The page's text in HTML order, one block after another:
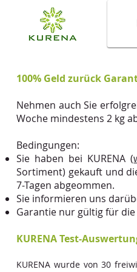
100% Geld zurück
Nehmen auch Sie
Woche mindestens 2 kg
Bedingungen:
Sie haben bei KURENA (
Sortiment) gekauft und
7-Tagen abgeommen.
Sie informieren uns
Garantie nur gültig für
KURENA Test-
KURENA wurde von 30